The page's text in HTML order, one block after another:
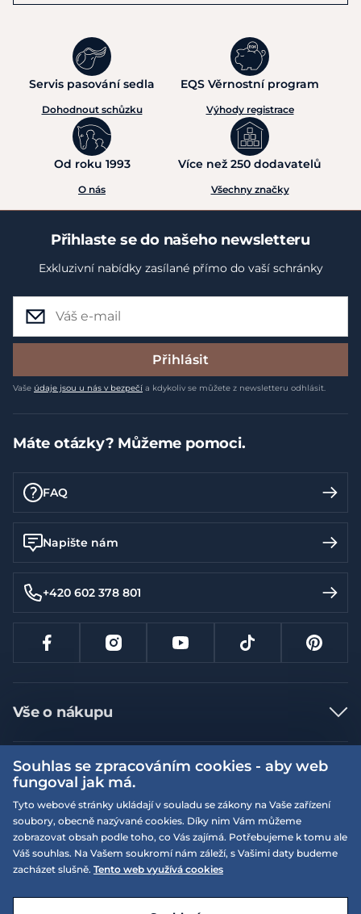
Servis pasování sedla
Dohodnout schůzku
EQS Věrnostní program
Výhody registrace
Od roku 1993
O nás
Více než 250 dodavatelů
Všechny značky
Přihlaste se do našeho newsletteru
Exkluzivní nabídky zasílané přímo do vaší schránky
Přihlásit
Vaše údaje jsou u nás v bezpečí a kdykoliv se můžete z newsletteru odhlásit.
Máte otázky? Můžeme pomoci.
FAQ
Napište nám
+420 602 378 801
Vše o nákupu
Jak nakupovat
Nejčastější dotazy
Doprava a platba
Vrácení a výměna zboží
Reklamace
Velikostní tabulky
Více informací
Obchodní podmínky
Podmínky EQS věrnostního klubu
On-line katalogy
Naše prodejny
EQS Rudná
E-shop vytvořila a technicky zajišťujeSIMPLIA.cz
Souhlas se zpracováním cookies - aby web
fungoval jak má.
Tyto webové stránky ukládají v souladu se zákony na Vaše zařízení
soubory, obecně nazývané cookies. Díky nim Vám můžeme
zobrazovat obsah podle toho, co Vás zajímá. Potřebujeme k tomu ale
Váš souhlas. Na Vašem soukromí nám záleží, s Vašimi daty budeme
zacházet slušně. Tento web využívá cookies